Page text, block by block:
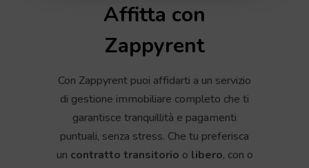
Affitta con
Zappyrent
Con Zappyrent puoi affidarti a un servizio
di gestione immobiliare completo che ti
garantisce tranquillità e pagamenti
puntuali, senza stress. Che tu preferisca
un contratto transitorio o libero, con o